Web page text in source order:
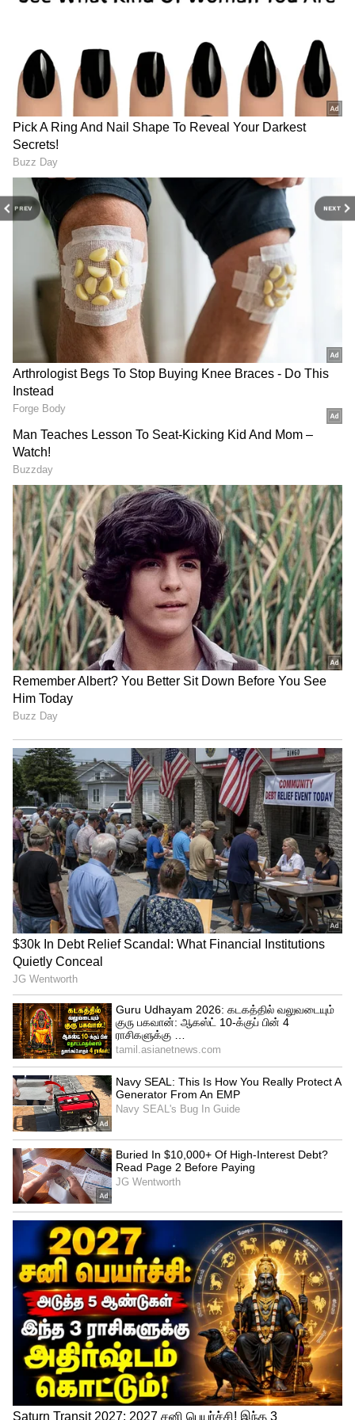
PREV NEXT
Image Credit : Gemini Ai
பிரிவு 85 (BNS) எதைச் சொல்கிறது?
சட்டத்தின்படி, ஒரு கணவர் மது அருந்துவது
மட்டும் குற்றமல்ல. ஆனால், அந்த மதுவின்
போதையில் அவர் தனது மனைவியிடம்
நடந்துகொள்ளும் முறைதான் சட்டத்தின்
பிடியில் சிக்கக்கூடும்.
பிரிவு 85-இன் படி, ஒரு கணவர் மது அல்லது
போதைப் பொருட்களை உட்கொண்ட பிறகு:
தன் மனைவியைக் கடுமையான உடல்
ரீதியான அல்லது மன ரீதியான
கொடுமைக்கு உள்ளாக்கினால்,
அல்லது வன்முறையை உருவாக்கினால்,
மனைவியின் பாதுகாப்பு, மன அமைதி
அல்லது சுயமரியாதைக்கு ஆபத்தை
விளைவித்தால்,
இவற்றை அடிப்படையாகக் கொண்டு,
மனைவி தனது கணவர் மீது காவல்
நிலையத்தில் FIR (முதல் தகவல் அறிக்கை)
பதிவு செய்ய சட்டத்தில் இடமுண்டு.
தண்டனை விவரம்
மேற்கூறியவாறு சட்ட விரோதமாக
ஆண்டுகள் வரை சிறை தண்டனை மற்றும்
அபராதம் விதிக்கப்படலாம். அதாவது, மது
அருந்துதல் என்பது குற்றமல்ல; மது
அருந்திய பின் மனைவிக்கு இழைக்கப்படும்
கொடுமைகளே தண்டனைக்குரிய
குற்றமாகும்.
இதையும் படிங்க : கணவர் இல்லாமல்
வாழும் தமிழ்ப் பெண்கள் :
இந்தியாவிலேயே தமிழ்நாடுதான் டாப்!
அதிர்ச்சியூட்டும் உண்மை!